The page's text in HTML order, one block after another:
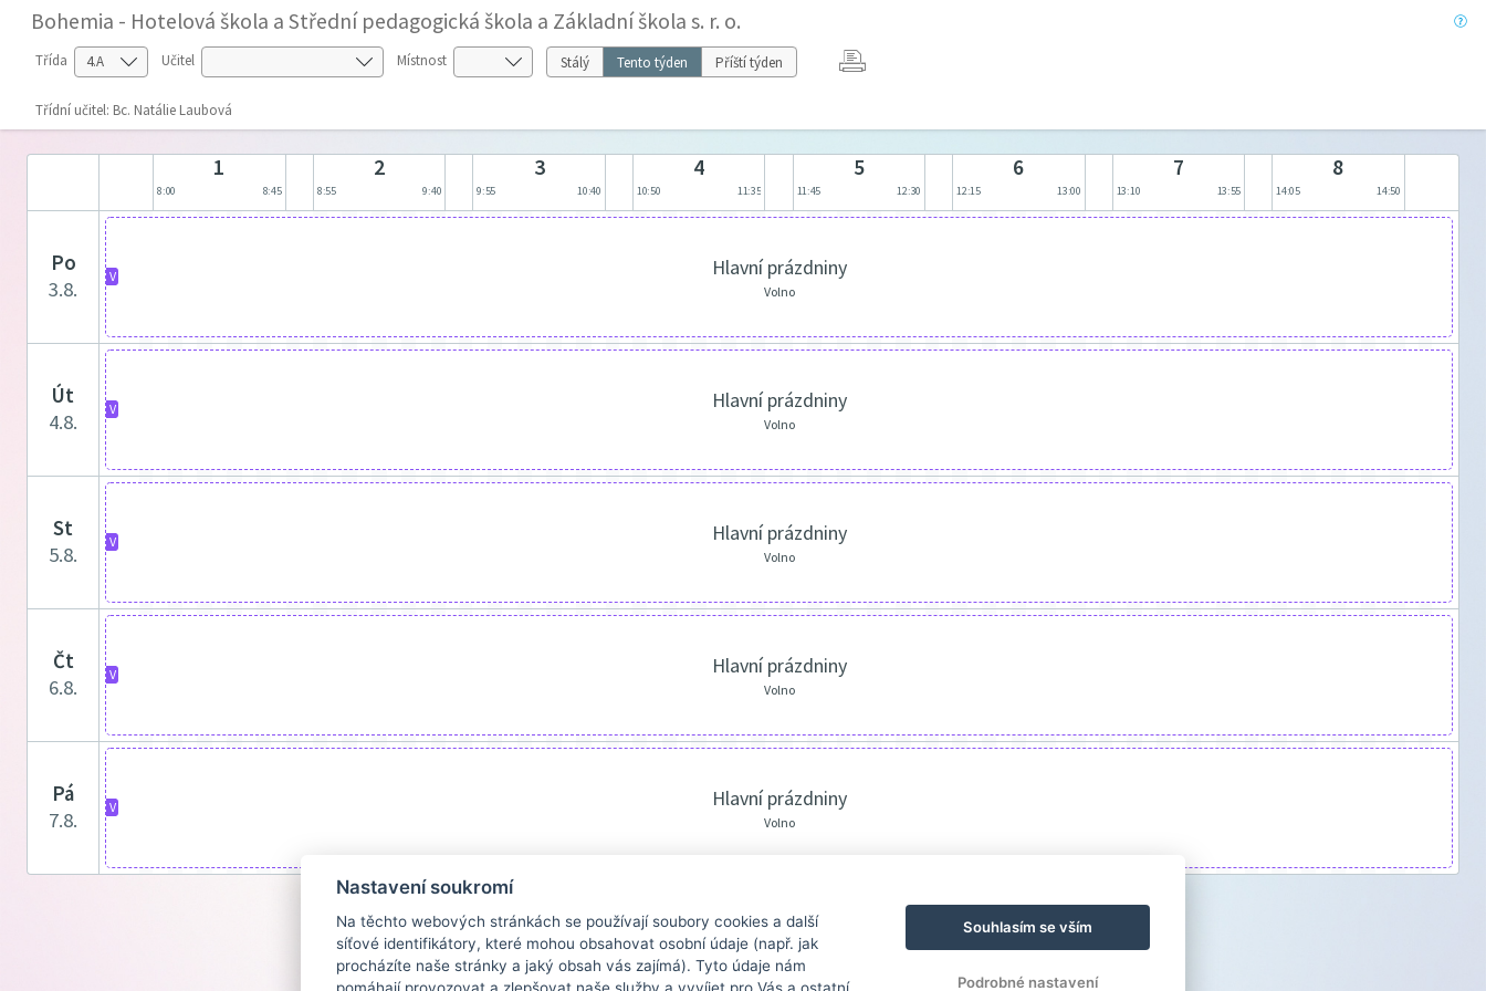
Bohemia - Hotelová škola a Střední pedagogická škola a Základní škola s. r. o.
Třída Učitel Místnost Stálý Tento týden Příští týden
Třídní učitel: Bc. Natálie Laubová
1
8:00 8:45
2
8:55 9:40
3
9:55 10:40
4
10:50 11:35
5
11:45 12:30
6
12:15 13:00
7
13:10 13:55
8
14:05 14:50
po
3.8.
V Hlavní prázdniny
Volno
út
4.8.
V Hlavní prázdniny
Volno
st
5.8.
V Hlavní prázdniny
Volno
čt
6.8.
V Hlavní prázdniny
Volno
pá
7.8.
V Hlavní prázdniny
Volno
Nastavení soukromí
Na těchto webových stránkách se používají soubory cookies a další
síťové identifikátory, které mohou obsahovat osobní údaje (např. jak
procházíte naše stránky a jaký obsah vás zajímá). Tyto údaje nám
Souhlasím se vším
Podrobné nastavení